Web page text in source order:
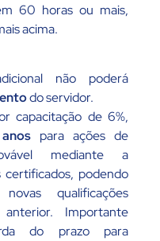
60 horas ou mais,
acima.
não poderá
do servidor.
capacitação de 6%,
para ações de
mediante a
certificados, podendo
qualificações
Importante
do prazo para